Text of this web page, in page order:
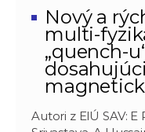
Nový a
multi-
„quench-
Autori z ElÚ SAV: